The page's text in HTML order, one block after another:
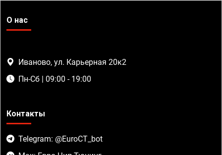
О нас
Иваново, ул. Карьерная 20к2
Пн-Сб | 09:00 - 19:00
Контакты
Telegram: @EuroCT_bot